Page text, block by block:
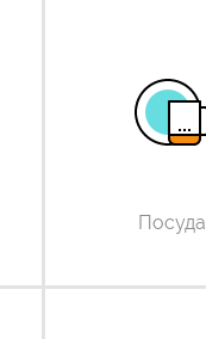
Посуда